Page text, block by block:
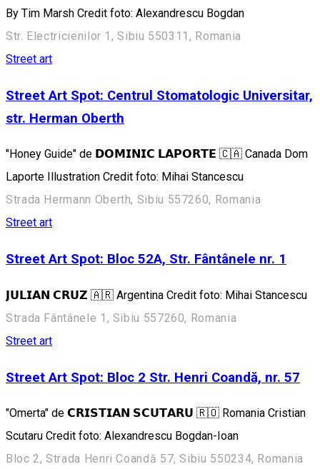
By Tim Marsh Credit foto: Alexandrescu Bogdan
Str. Electricienilor 1, Sibiu 550311, Romania
Street art
Street Art Spot: Centrul Stomatologic Universitar,
str. Herman Oberth
"Honey Guide" de 𝗗𝗢𝗠𝗜𝗡𝗜𝗖 𝗟𝗔𝗣𝗢𝗥𝗧𝗘 🇨🇦 Canada Dom
Laporte Illustration Credit foto: Mihai Stancescu
Strada Hermann Oberth, Sibiu 557260, Romania
Street art
Street Art Spot: Bloc 52A, Str. Fântânele nr. 1
𝗝𝗨𝗟𝗜𝗔𝗡 𝗖𝗥𝗨𝗭 🇦🇷 Argentina Credit foto: Mihai Stancescu
Strada Fântânele 1, Sibiu 557260, Romania
Street art
Street Art Spot: Bloc 2 Str. Henri Coandă, nr. 57
"Omerta" de 𝗖𝗥𝗜𝗦𝗧𝗜𝗔𝗡 𝗦𝗖𝗨𝗧𝗔𝗥𝗨 🇷🇴 Romania Cristian
Scutaru Credit foto: Alexandrescu Bogdan-Ioan
Bloc 2, Strada Henri Coandă 57, Sibiu 550234, Romania